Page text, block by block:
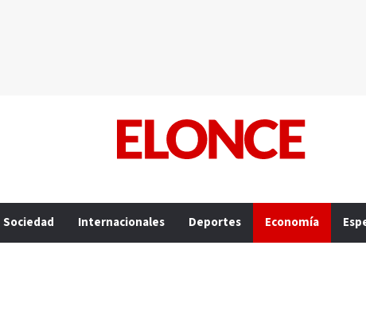
Sociedad Internacionales Deportes Economía